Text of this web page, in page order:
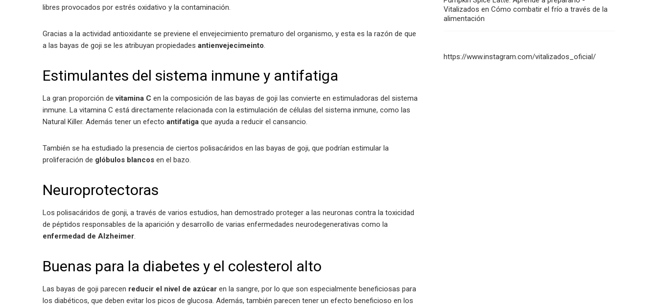
libres provocados por estrés oxidativo y la contaminación.
Gracias a la actividad antioxidante se previene el envejecimiento prematuro del organismo, y esta es la razón de que
a las bayas de goji se les atribuyan propiedades antienvejecimeinto.
Estimulantes del sistema inmune y antifatiga
La gran proporción devitamina C en la composición de las bayas de goji las convierte en estimuladoras del sistema
inmune. La vitamina C está directamente relacionada con la estimulación de células del sistema inmune, como las
Natural Killer. Además tener un efecto antifatiga que ayuda a reducir el cansancio.
También se ha estudiado la presencia de ciertos polisacáridos en las bayas de goji, que podrían estimular la
proliferación de glóbulos blancos en el bazo.
Neuroprotectoras
Los polisacáridos de gonji, a través de varios estudios, han demostrado proteger a las neuronas contra la toxicidad
de péptidos responsables de la aparición y desarrollo de varias enfermedades neurodegenerativas como la
enfermedad de Alzheimer.
Buenas para la diabetes y el colesterol alto
Las bayas de goji parecen reducir el nivel de azúcar en la sangre, por lo que son especialmente beneficiosas para
los diabéticos, que deben evitar los picos de glucosa. Además, también parecen tener un efecto beneficioso en los
Vitalizados en Cómo combatir el frío a través de la
alimentación
https://www.instagram.com/vitalizados_oficial/